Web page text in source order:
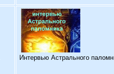
Интервью Астрального